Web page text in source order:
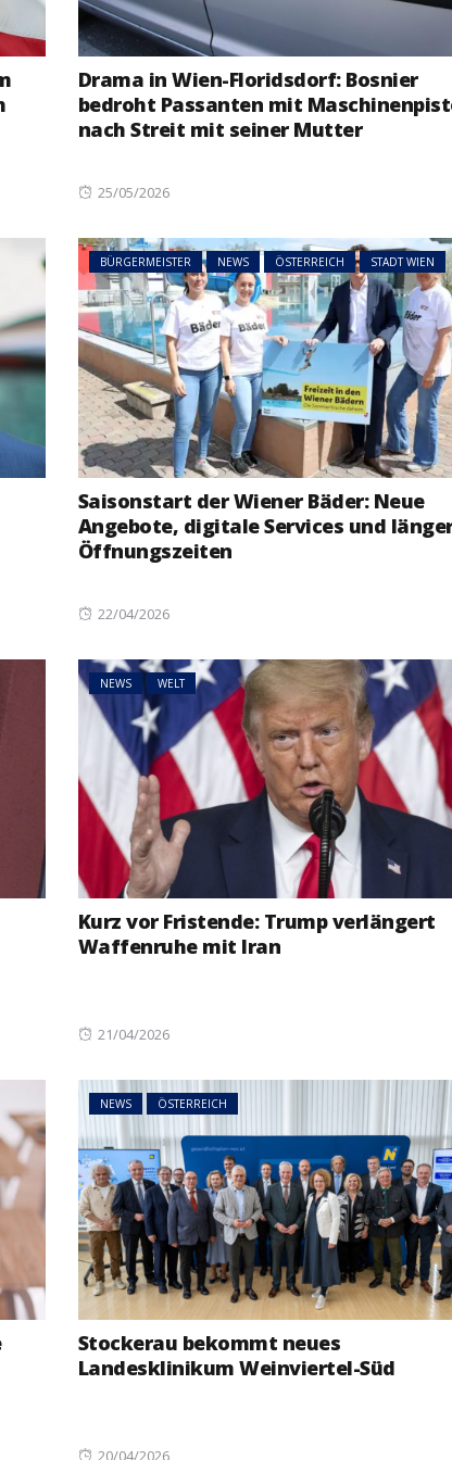
Drama in Wien-Floridsdorf: Bosnier
bedroht Passanten mit
nach Streit mit seiner Mutter
Posted
25/05/2026
BÜRGERMEISTER NEWS ÖSTERREICH STADT WIEN
Saisonstart der Wiener Bäder: Neue
Angebote, digitale Services und
Öffnungszeiten
Posted
22/04/2026
NEWS WELT
Kurz vor Fristende: Trump verlängert
Waffenruhe mit Iran
Posted
21/04/2026
NEWS ÖSTERREICH
Stockerau bekommt neues
Landesklinikum Weinviertel-Süd
Posted
20/04/2026